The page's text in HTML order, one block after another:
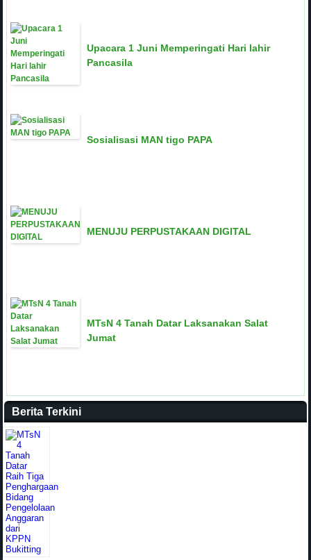
Upacara 1 Juni Memperingati Hari lahir
Pancasila
Sosialisasi MAN tigo PAPA
MENUJU PERPUSTAKAAN DIGITAL
MTsN 4 Tanah Datar Laksanakan Salat
Jumat
Berita Terkini